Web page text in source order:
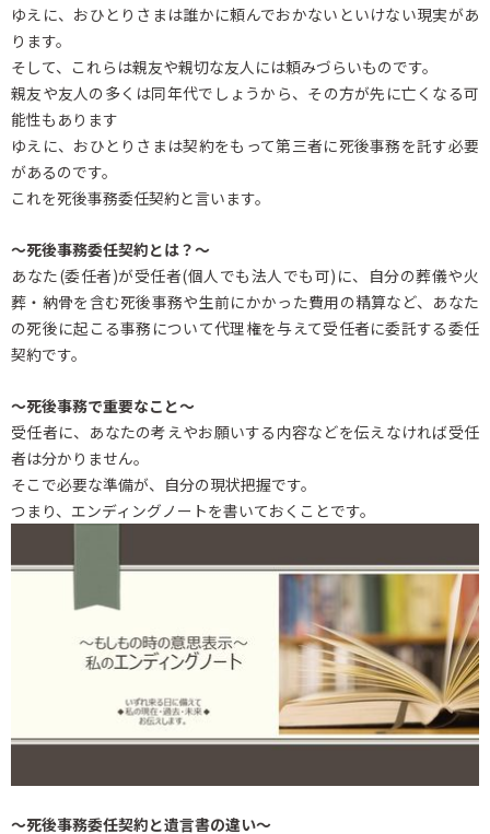
ゆえに、おひとりさまは誰かに頼んでおかないといけない現実があ
ります。
そして、これらは親友や親切な友人には頼みづらいものです。
親友や友人の多くは同年代でしょうから、その方が先に亡くなる可
能性もあります
ゆえに、おひとりさまは契約をもって第三者に死後事務を託す必要
があるのです。
これを死後事務委任契約と言います。
～死後事務委任契約とは？～
あなた(委任者)が受任者(個人でも法人でも可)に、自分の葬儀や火
葬・納骨を含む死後事務や生前にかかった費用の精算など、あなた
の死後に起こる事務について代理権を与えて受任者に委託する委任
契約です。
～死後事務で重要なこと～
受任者に、あなたの考えやお願いする内容などを伝えなければ受任
者は分かりません。
そこで必要な準備が、自分の現状把握です。
つまり、エンディングノートを書いておくことです。
～死後事務委任契約と遺言書の違い～